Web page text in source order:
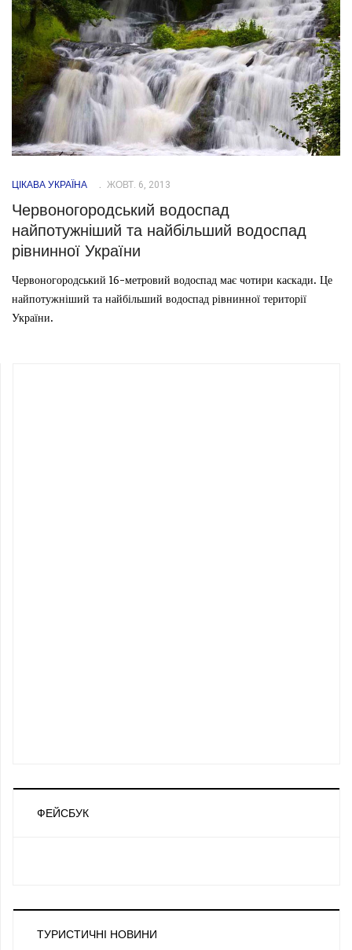
ЦІКАВА УКРАЇНА ЖОВТ. 6, 2013
Червоногородський водоспад
найпотужніший та найбільший водоспад
рівнинної України
Червоногородський 16-метровий водоспад має чотири каскади. Це
найпотужніший та найбільший водоспад рівнинної території
України.
ФЕЙСБУК
ТУРИСТИЧНІ НОВИНИ